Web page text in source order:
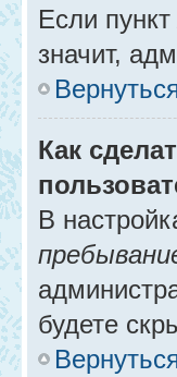
Если пункт
значит,
Как
В
будете